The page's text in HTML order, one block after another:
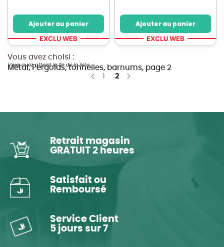
Ajouter au panier
EXCLU WEB
Ajouter au panier
EXCLU WEB
Vous avez atteint la fin de la liste.
Page
Page
Précédent
PageYou're currently reading
2
Vous avez choisi :
Métal, Pergolas, tonnelles, barnums, page 2
Retrait magasin
GRATUIT 2 heures
Satisfait ou
Remboursé
Service Client
5 jours sur 7